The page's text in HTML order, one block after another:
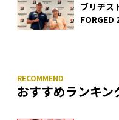
ブリヂス
おすすめランキン